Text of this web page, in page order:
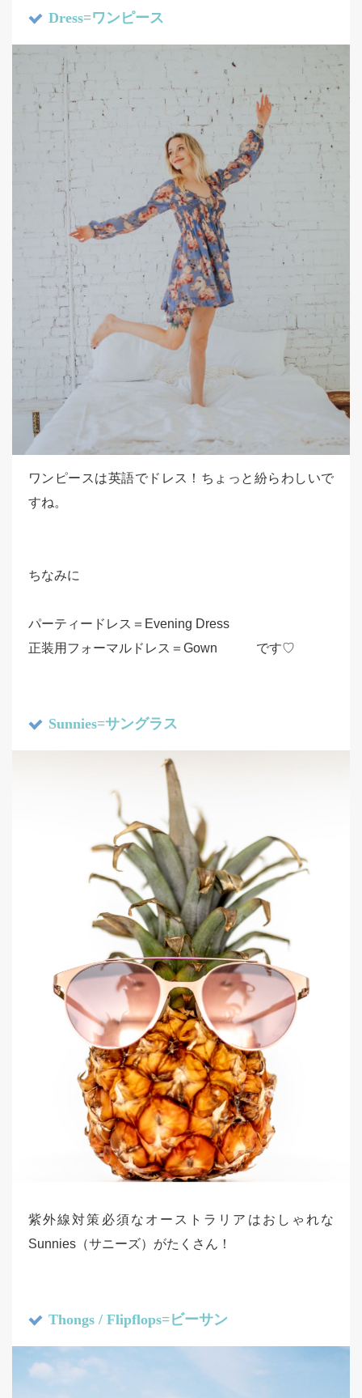
Dress=ワンピース
ワンピースは英語でドレス！ちょっと紛らわしいで
すね。
ちなみに
パーティードレス＝Evening Dress
正装用フォーマルドレス＝Gown です♡
Sunnies=サングラス
紫外線対策必須なオーストラリアはおしゃれな
Sunnies（サニーズ）がたくさん！
Thongs / Flipflops=ビーサン